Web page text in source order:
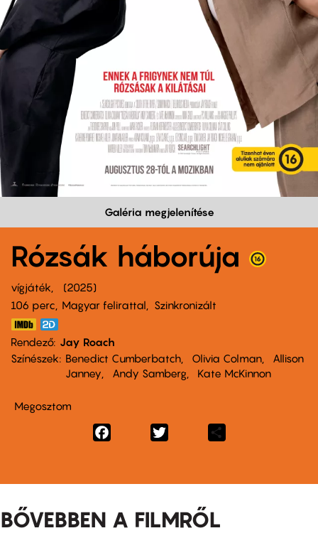
Galéria megjelenítése
Rózsák háborúja
vígjáték
2025
106 perc,
Magyar felirattal Szinkronizált
Rendező Jay Roach
Színészek
Benedict Cumberbatch Olivia Colman
Allison
Janney
Andy Samberg Kate McKinnon
Megosztom
Facebook
BŐVEBBEN A FILMRŐL